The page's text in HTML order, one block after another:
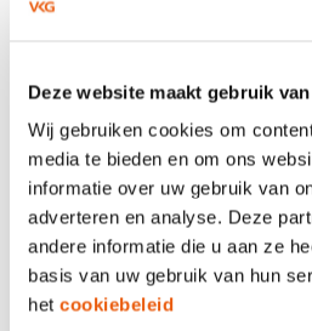
Deze website maakt gebruik
Wij gebruiken cookies om
media te bieden en om ons
informatie over uw gebruik van
adverteren en analyse. Deze
andere informatie die u aan ze
basis van uw gebruik van hun
het cookiebeleid
Neem
hypotheekadvies
De financiering van
voor hypotheekadviseurs.
KPMG-rapport bevindt de
snijvlak van financiële
duurzaamheidsambities — en
doorslaggevende rol spelen.